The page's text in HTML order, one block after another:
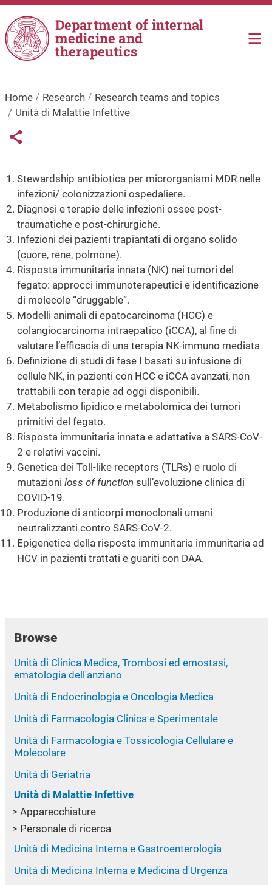
Skip to main content
Department of internal
medicine and
therapeutics
Home Research
Research teams and topics
Unità di Malattie Infettive
Links condivisione social
Share button
Stewardship antibiotica per microrganismi MDR nelle
infezioni/ colonizzazioni ospedaliere.
Diagnosi e terapie delle infezioni ossee post-
traumatiche e post-chirurgiche.
Infezioni dei pazienti trapiantati di organo solido
(cuore, rene, polmone).
Risposta immunitaria innata (NK) nei tumori del
fegato: approcci immunoterapeutici e identificazione
di molecole “druggable”.
Modelli animali di epatocarcinoma (HCC) e
colangiocarcinoma intraepatico (iCCA), al fine di
valutare l’efficacia di una terapia NK-immuno mediata
Definizione di studi di fase I basati su infusione di
cellule NK, in pazienti con HCC e iCCA avanzati, non
trattabili con terapie ad oggi disponibili.
Metabolismo lipidico e metabolomica dei tumori
primitivi del fegato.
Risposta immunitaria innata e adattativa a SARS-CoV-
2 e relativi vaccini.
Genetica dei Toll-like receptors (TLRs) e ruolo di
mutazioni loss of function sull’evoluzione clinica di
COVID-19.
Produzione di anticorpi monoclonali umani
neutralizzanti contro SARS-CoV-2.
Epigenetica della risposta immunitaria immunitaria ad
HCV in pazienti trattati e guariti con DAA.
Browse
Unità di Clinica Medica, Trombosi ed emostasi,
ematologia dell'anziano
Unità di Endocrinologia e Oncologia Medica
Unità di Farmacologia Clinica e Sperimentale
Unità di Farmacologia e Tossicologia Cellulare e
Molecolare
Unità di Geriatria
Unità di Malattie Infettive
Apparecchiature
Personale di ricerca
Unità di Medicina Interna e Gastroenterologia
Unità di Medicina Interna e Medicina d'Urgenza